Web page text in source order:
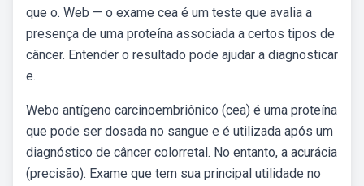
que o. Web — o exame cea é um teste que avalia a
presença de uma proteína associada a certos tipos de
câncer. Entender o resultado pode ajudar a diagnosticar
e.
Webo antígeno carcinoembriônico (cea) é uma proteína
que pode ser dosada no sangue e é utilizada após um
diagnóstico de câncer colorretal. No entanto, a acurácia
(precisão). Exame que tem sua principal utilidade no